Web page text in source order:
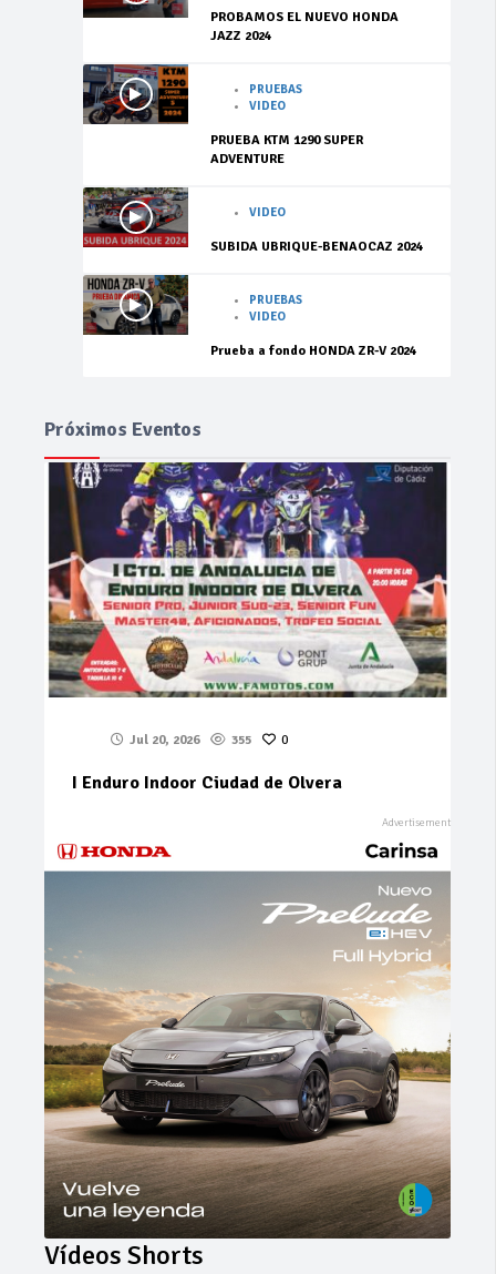
PROBAMOS EL NUEVO HONDA
JAZZ 2024
PRUEBAS
VIDEO
PRUEBA KTM 1290 SUPER
ADVENTURE
VIDEO
SUBIDA UBRIQUE-BENAOCAZ 2024
PRUEBAS
VIDEO
Prueba a fondo HONDA ZR-V 2024
Próximos Eventos
Jul 20, 2026 355 0
I Enduro Indoor Ciudad de Olvera
Vídeos Shorts